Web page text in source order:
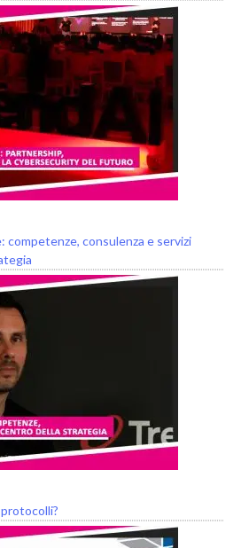
competenze, consulenza e servizi